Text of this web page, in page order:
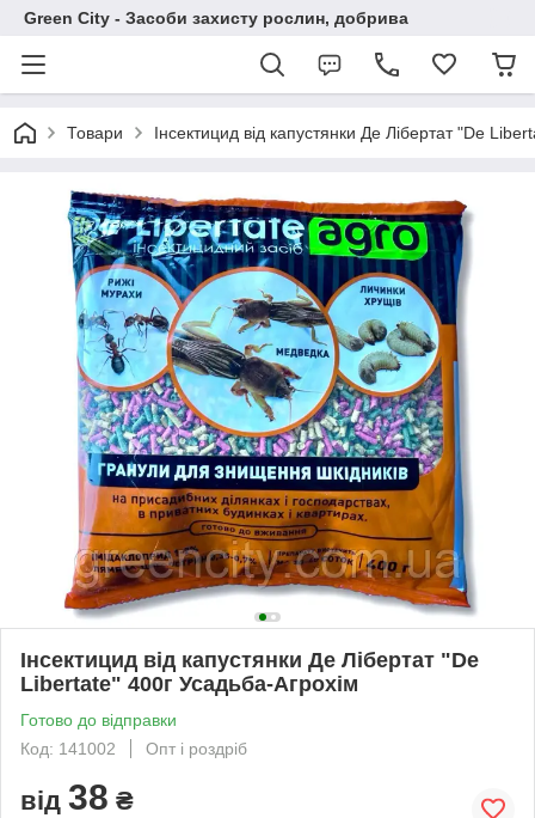
Green City - Засоби захисту рослин, добрива
Товари Інсектицид від капустянки Де Лібертат "De
Інсектицид від капустянки Де Лібертат "De
Libertate" 400г Усадьба-Агрохім
Готово до відправки
Код: 141002
Опт і роздріб
від 38 ₴